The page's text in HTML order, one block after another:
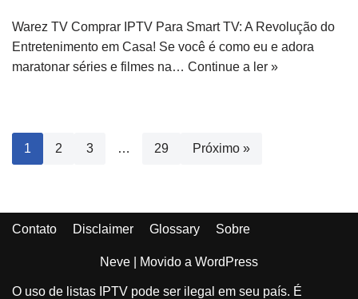
Warez TV Comprar IPTV Para Smart TV: A Revolução do
Entretenimento em Casa! Se você é como eu e adora
maratonar séries e filmes na… Continue a ler »
1 2 3 … 29 Próximo »
Contato Disclaimer Glossary Sobre
Neve | Movido a WordPress
O uso de listas IPTV pode ser ilegal em seu país. É